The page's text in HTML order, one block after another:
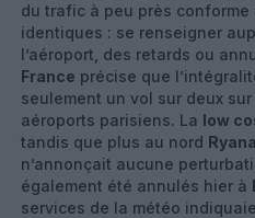
du trafic à peu près
identiques : se renseigner
l’aéroport, des retards ou
France précise que
seulement un vol sur deux
aéroports parisiens. La low
tandis que plus au nord
n’annonçait aucune
également été annulés hier à
services de la météo